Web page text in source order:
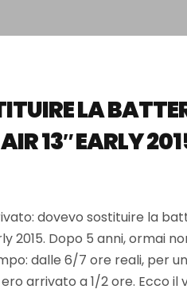
LA
13″ EARLY
dovevo sostituire la
2015. Dopo 5 anni, ormai
dalle 6/7 ore reali, per
arrivato a 1/2 ore. Ecco il